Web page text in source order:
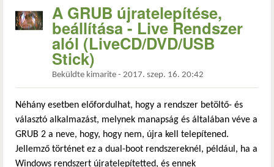
A GRUB újratelepítése,
beállítása - Live Rendszer
alól (LiveCD/DVD/USB
Stick)
Beküldte kimarite - 2017. szep. 16. 20:42
Néhány esetben előfordulhat, hogy a rendszer betöltő- és
választó alkalmazást, melynek manapság és általában véve a
GRUB 2 a neve, hogy, hogy nem, újra kell telepítened.
Jellemző történet ez a dual-boot rendszereknél, például, ha a
Windows rendszert újratelepítetted, és ennek